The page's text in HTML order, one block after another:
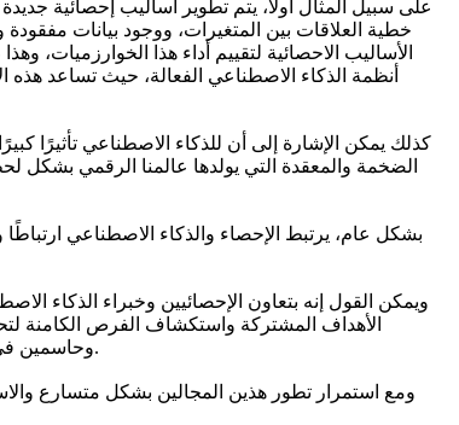
على سبيل المثال أولا، يتم تطوير أساليب إحصائية
خطية العلاقات بين المتغيرات، ووجود بيانات
الأساليب الاحصائية لتقييم أداء هذا الخوارزميات،
أنظمة الذكاء الاصطناعي الفعالة، حيث تساعد هذه
كذلك يمكن الإشارة إلى أن للذكاء الاصطناعي تأثيرًا
الضخمة والمعقدة التي يولدها عالمنا الرقمي بشكل
بشكل عام، يرتبط الإحصاء والذكاء الاصطناعي
ويمكن القول إنه بتعاون الإحصائيين وخبراء الذكاء
الأهداف المشتركة واستكشاف الفرص الكامنة
وحاسمين في مساعدة الحكومات والقطاع الخاص والمنظمات غير الربحية على اتخاذ قرارات أفضل، بالإضافة إلى تحسين عملياتها وتطوير منتجات وخدمات مبتكرة.
ومع استمرار تطور هذين المجالين بشكل متسارع